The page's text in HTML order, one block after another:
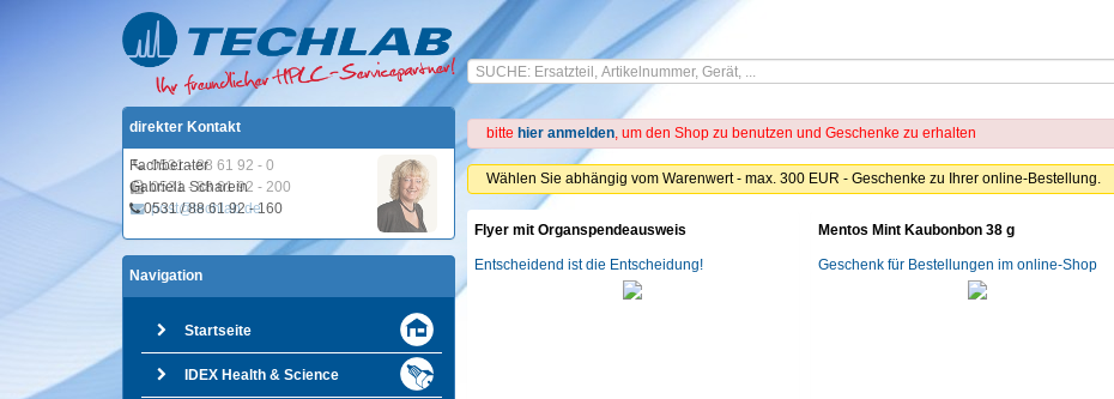
direkter Kontakt
Fachberater
Gabriela Scharein
0531 / 88 61 92 - 160
Navigation
Startseite
IDEX Health & Science
bitte hier anmelden, um den Shop zu benutzen und Geschenke zu erhalten
Wählen Sie abhängig vom Warenwert - max. 300 EUR - Geschenke zu Ihrer online-Bestellung.
Flyer mit Organspendeausweis
Entscheidend ist die Entscheidung!
Mentos Mint Kaubonbon 38 g
Geschenk für Bestellungen im online-Shop